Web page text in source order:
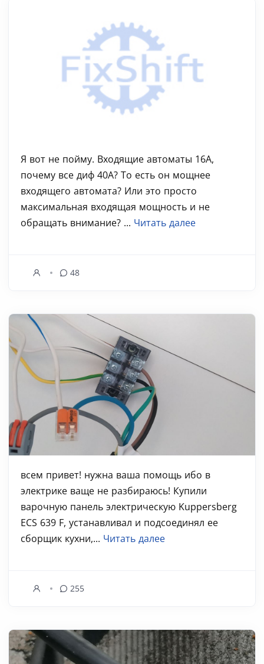
Я вот не пойму. Входящие автоматы 16А,
почему все диф 40А? То есть он мощнее
входящего автомата? Или это просто
максимальная входящая мощность и не
обращать внимание? ... Читать далее
48
всем привет! нужна ваша помощь ибо в
электрике ваще не разбираюсь! Купили
варочную панель электрическую Kuppersberg
ECS 639 F, устанавливал и подсоединял ее
сборщик кухни,... Читать далее
255